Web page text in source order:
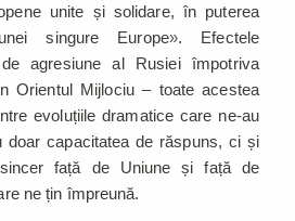
unite și solidare, în puterea
singure Europe». Efectele
agresiune al Rusiei împotriva
Orientul Mijlociu – toate acestea
evoluțiile dramatice care ne-au
doar capacitatea de răspuns, ci și
față de Uniune și față de
ne țin împreună.